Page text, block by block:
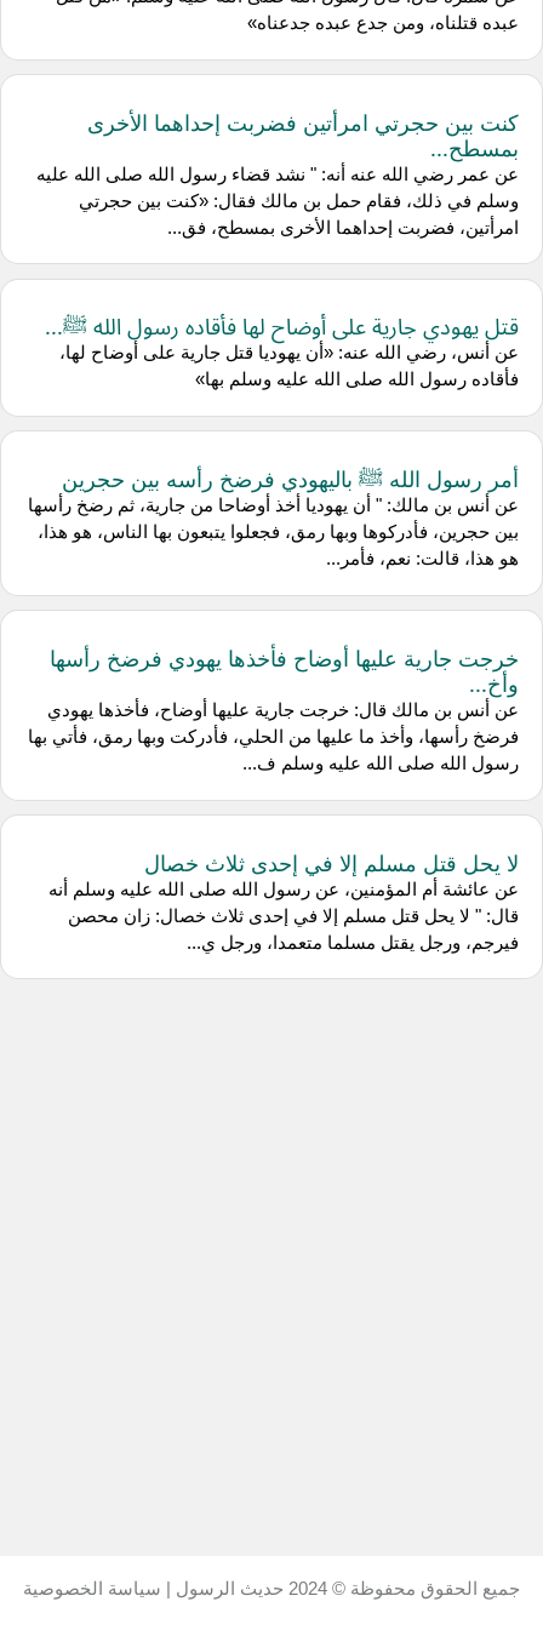
عبده قتلناه، ومن جدع عبده جدعناه»
كنت بين حجرتي امرأتين فضربت إحداهما الأخرى
بمسطح...
عن عمر رضي الله عنه أنه: " نشد قضاء رسول الله صلى الله عليه
وسلم في ذلك، فقام حمل بن مالك فقال: «كنت بين حجرتي
امرأتين، فضربت إحداهما الأخرى بمسطح، فق...
قتل يهودي جارية على أوضاح لها فأقاده رسول الله ﷺ...
عن أنس، رضي الله عنه: «أن يهوديا قتل جارية على أوضاح لها،
فأقاده رسول الله صلى الله عليه وسلم بها»
أمر رسول الله ﷺ باليهودي فرضخ رأسه بين حجرين
عن أنس بن مالك: " أن يهوديا أخذ أوضاحا من جارية، ثم رضخ رأسها
بين حجرين، فأدركوها وبها رمق، فجعلوا يتبعون بها الناس، هو هذا،
هو هذا، قالت: نعم، فأمر...
خرجت جارية عليها أوضاح فأخذها يهودي فرضخ رأسها
وأخ...
عن أنس بن مالك قال: خرجت جارية عليها أوضاح، فأخذها يهودي
فرضخ رأسها، وأخذ ما عليها من الحلي، فأدركت وبها رمق، فأتي بها
رسول الله صلى الله عليه وسلم ف...
لا يحل قتل مسلم إلا في إحدى ثلاث خصال
عن عائشة أم المؤمنين، عن رسول الله صلى الله عليه وسلم أنه
قال: " لا يحل قتل مسلم إلا في إحدى ثلاث خصال: زان محصن
فيرجم، ورجل يقتل مسلما متعمدا، ورجل ي...
جميع الحقوق محفوظة © 2024 حديث الرسول | سياسة الخصوصية